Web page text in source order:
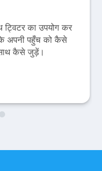
का उपयोग कर
अपनी पहुँच को कैसे
कैसे जुड़ें।